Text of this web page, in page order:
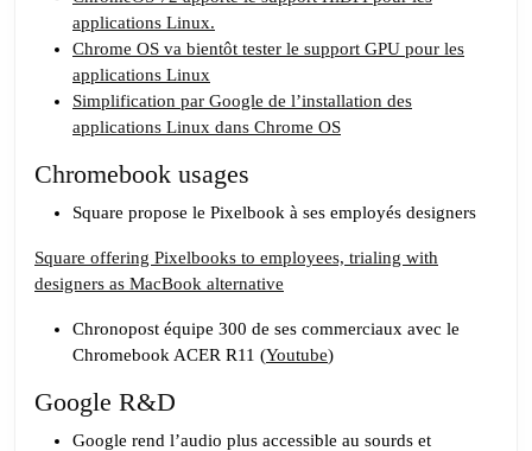
Google
applications Linux.
Chrome OS va bientôt tester le support GPU pour les
applications Linux
Simplification par Google de l’installation des
applications Linux dans Chrome OS
Chromebook usages
Square propose le Pixelbook à ses employés designers
Square offering Pixelbooks to employees, trialing with
designers as MacBook alternative
Chronopost équipe 300 de ses commerciaux avec le
Chromebook ACER R11 (Youtube)
Google R&D
Google rend l’audio plus accessible au sourds et